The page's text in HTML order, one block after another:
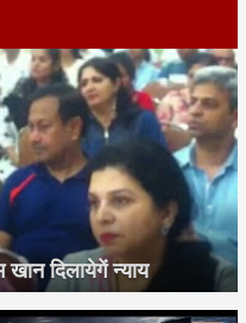
दिलायेगें न्याय